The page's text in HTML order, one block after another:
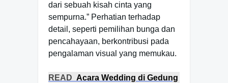
dari sebuah kisah cinta yang
sempurna.” Perhatian terhadap
detail, seperti pemilihan bunga dan
pencahayaan, berkontribusi pada
pengalaman visual yang memukau.
READ Acara Wedding di Gedung